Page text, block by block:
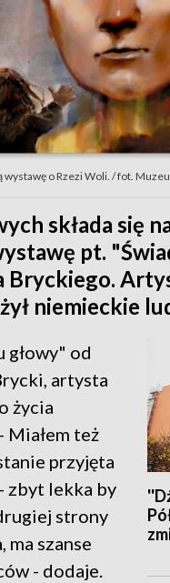
o Rzezi Woli. / fot.
składa się
pt.
niemieckie
głowy" od
artysta
życia
Miałem też
przyjęta
zbyt lekka by
strony
szanse
- dodaje.